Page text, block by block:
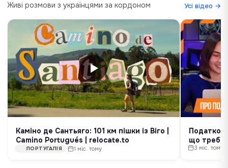
Живі розмови з українцями за кордоном Усі відео →
Каміно де Сантьяго: 101 км пішки із Віго |
Camino Portugués | relocate.to
ПОРТУГАЛІЯ · 1 міс. тому
що треба
Лисенко |
3 міс. тому